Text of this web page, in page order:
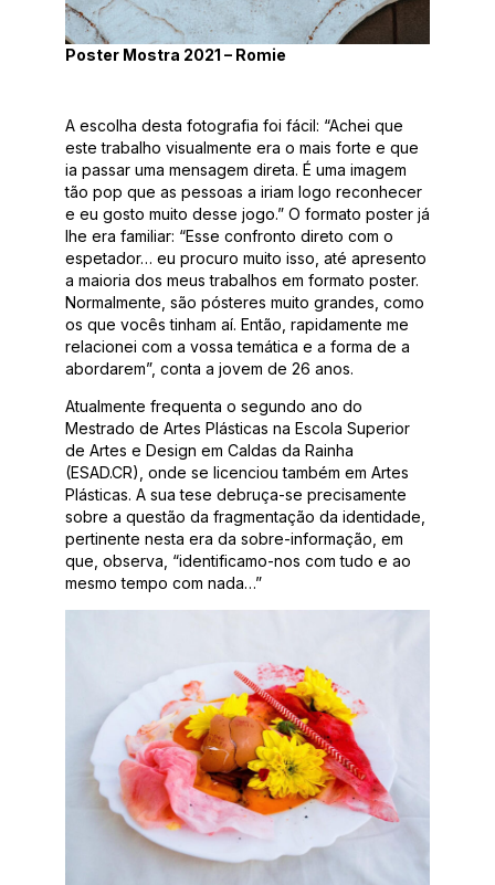
Poster Mostra 2021 – Romie
A escolha desta fotografia foi fácil: “Achei que
este trabalho visualmente era o mais forte e que
ia passar uma mensagem direta. É uma imagem
tão pop que as pessoas a iriam logo reconhecer
e eu gosto muito desse jogo.” O formato poster já
lhe era familiar: “Esse confronto direto com o
espetador… eu procuro muito isso, até apresento
a maioria dos meus trabalhos em formato poster.
Normalmente, são pósteres muito grandes, como
os que vocês tinham aí. Então, rapidamente me
relacionei com a vossa temática e a forma de a
abordarem”, conta a jovem de 26 anos.
Atualmente frequenta o segundo ano do
Mestrado de Artes Plásticas na Escola Superior
de Artes e Design em Caldas da Rainha
(ESAD.CR), onde se licenciou também em Artes
Plásticas. A sua tese debruça-se precisamente
sobre a questão da fragmentação da identidade,
pertinente nesta era da sobre-informação, em
que, observa, “identificamo-nos com tudo e ao
mesmo tempo com nada…”